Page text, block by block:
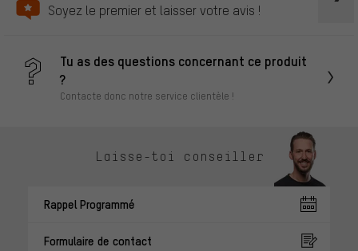
Soyez le premier et laisser votre avis !
Tu as des questions concernant ce produit
?
Contacte donc notre service clientèle !
Laisse-toi conseiller
Rappel Programmé
Formulaire de contact